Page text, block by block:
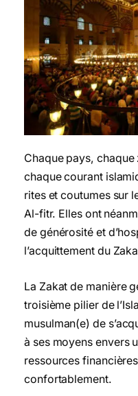
Chaque pays,
chaque courant
rites et coutumes sur
Al-fitr. Elles ont
de générosité et
l’acquittement du
La Zakat de manière
troisième pilier de
musulman(e) de
à ses moyens envers
ressources
confortablement.